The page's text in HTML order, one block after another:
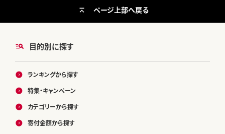
目的別に探す
ランキングから探す
特集・キャンペーン
カテゴリーから探す
寄付金額から探す
ページ上部へ戻る